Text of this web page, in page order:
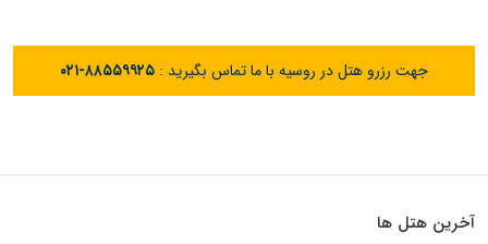
جهت رزرو هتل در روسیه با ما تماس بگیرید : ۰۲۱-۸۸۵۵۹۹۲۵
آخرین هتل ها